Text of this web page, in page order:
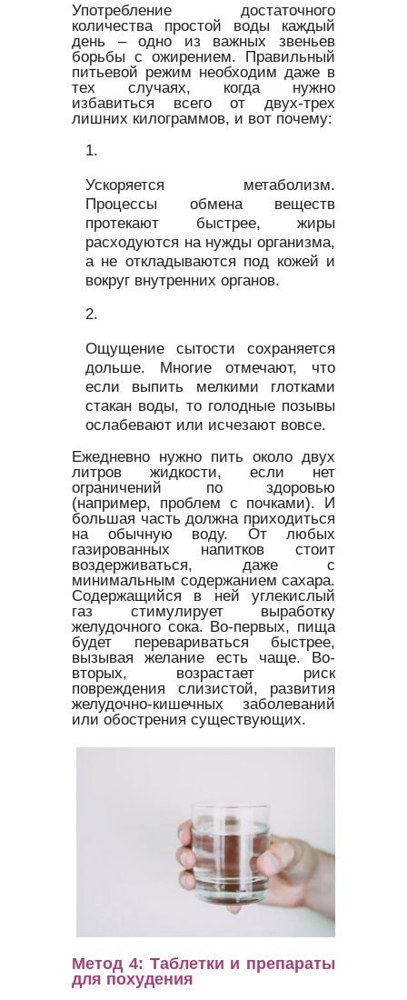
Употребление достаточного
количества простой воды каждый
день – одно из важных звеньев
борьбы с ожирением. Правильный
питьевой режим необходим даже в
тех случаях, когда нужно
избавиться всего от двух-трех
лишних килограммов, и вот почему:
Ускоряется метаболизм.
Процессы обмена веществ
протекают быстрее, жиры
расходуются на нужды организма,
а не откладываются под кожей и
вокруг внутренних органов.
Ощущение сытости сохраняется
дольше. Многие отмечают, что
если выпить мелкими глотками
стакан воды, то голодные позывы
ослабевают или исчезают вовсе.
Ежедневно нужно пить около двух
литров жидкости, если нет
ограничений по здоровью
(например, проблем с почками). И
большая часть должна приходиться
на обычную воду. От любых
газированных напитков стоит
воздерживаться, даже с
минимальным содержанием сахара.
Содержащийся в ней углекислый
газ стимулирует выработку
желудочного сока. Во-первых, пища
будет перевариваться быстрее,
вызывая желание есть чаще. Во-
вторых, возрастает риск
повреждения слизистой, развития
желудочно-кишечных заболеваний
или обострения существующих.
Метод 4: Таблетки и препараты
для похудения